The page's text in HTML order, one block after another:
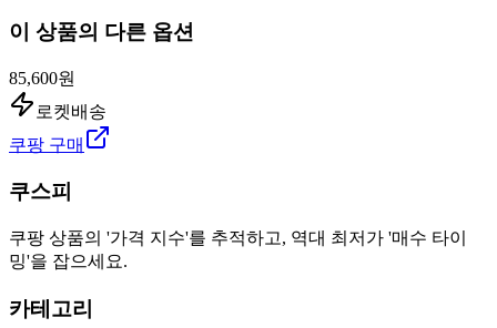
이 상품의 다른 옵션
85,600원
로켓배송
쿠팡 구매
쿠스피
쿠팡 상품의 '가격 지수'를 추적하고, 역대 최저가 '매수 타이
밍'을 잡으세요.
카테고리